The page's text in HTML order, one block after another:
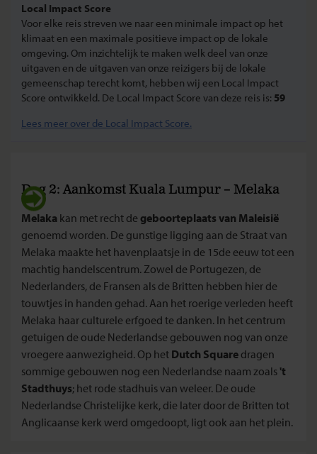
Local Impact Score
Voor elke reis streven we naar een minimale impact op het
klimaat en een maximale positieve impact op de lokale
omgeving. Om inzichtelijk te maken welk deel van onze
uitgaven en de uitgaven van onze reizigers bij de lokale
gemeenschap terecht komt, hebben wij een Local Impact
Score ontwikkeld. De Local Impact Score van deze reis is: 59
Lees meer over de Local Impact Score.
Dag 2: Aankomst Kuala Lumpur – Melaka
Melaka kan met recht de geboorteplaats van Maleisië
genoemd worden. De gunstige ligging aan de Straat van
Melaka maakte het havenplaatsje in de 15de eeuw tot een
machtig handelscentrum. Zowel de Portugezen, de
Nederlanders, de Fransen als de Britten hebben hier de
touwtjes in handen gehad. Aan het roerige verleden heeft
Melaka haar culturele erfgoed te danken. In het centrum
getuigen de oude Nederlandse gebouwen nog van onze
vroegere aanwezigheid. Op het Dutch Square dragen
sommige gebouwen nog een Nederlandse naam zoals 't
Stadthuys; het rode stadhuis van weleer. De oude
Nederlandse Christelijke kerk, die later door de Britten tot
Anglicaanse kerk werd omgedoopt, ligt ook aan het plein.